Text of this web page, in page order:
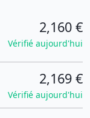
2,160 €
Vérifié aujourd'hui
2,169 €
Vérifié aujourd'hui